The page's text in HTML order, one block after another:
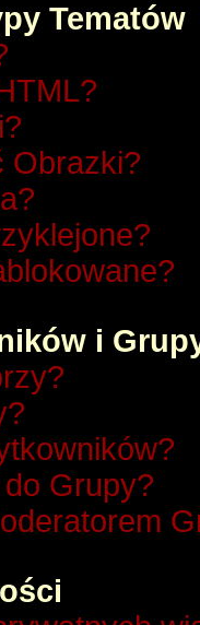
Tematów
Obrazki?
i
Grupy?